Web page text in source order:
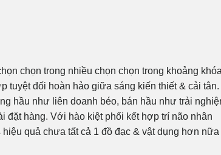
chọn trong nhiều chọn chọn trong khoảng khóa
tuyệt đối hoàn hảo giữa sáng kiến thiết & cải tân.
hầu như liên doanh béo, bán hầu như trải
đặt hàng. Với hào kiệt phối kết hợp trí não nhân
quả chưa tất cả 1 đồ đạc & vật dụng hơn nữa